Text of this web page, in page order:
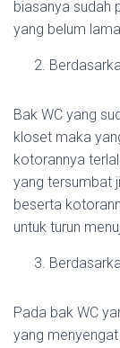
biasanya sudah
yang belum
Bak WC yang
kloset maka
kotorannya
yang tersumbat
beserta
untuk turun
Pada bak WC
yang